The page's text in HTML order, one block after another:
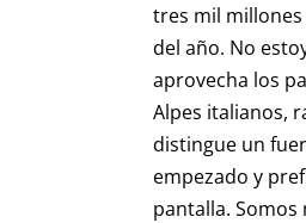
tres mil
del año. No
aprovecha los
Alpes italianos,
distingue un
empezado y
pantalla.